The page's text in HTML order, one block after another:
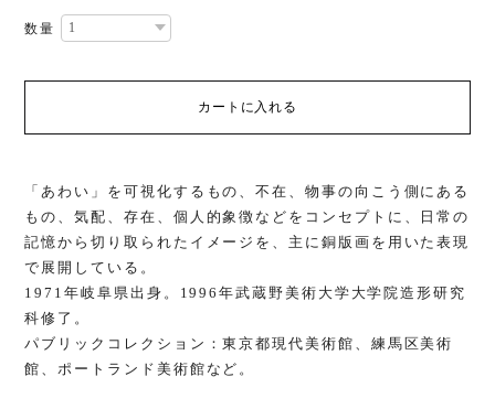
数量
カートに入れる
「あわい」を可視化するもの、不在、物事の向こう側にある
もの、気配、存在、個人的象徴などをコンセプトに、日常の
記憶から切り取られたイメージを、主に銅版画を用いた表現
で展開している。
1971年岐阜県出身。1996年武蔵野美術大学大学院造形研究
科修了。
パブリックコレクション：東京都現代美術館、練馬区美術
館、ポートランド美術館など。